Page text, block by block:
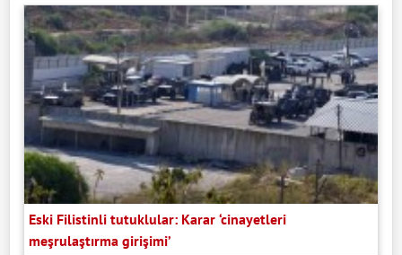
Eski Filistinli tutuklular: Karar ‘cinayetleri
meşrulaştırma girişimi’